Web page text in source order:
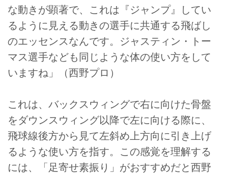
な動きが顕著で、これは『ジャンプ』してい
るように見える動きの選手に共通する飛ばし
のエッセンスなんです。ジャスティン・トー
マス選手なども同じような体の使い方をして
いますね」（西野プロ）
これは、バックスウィングで右に向けた骨盤
をダウンスウィング以降で左に向ける際に、
飛球線後方から見て左斜め上方向に引き上げ
るような使い方を指す。この感覚を理解する
には、「足寄せ素振り」がおすすめだと西野